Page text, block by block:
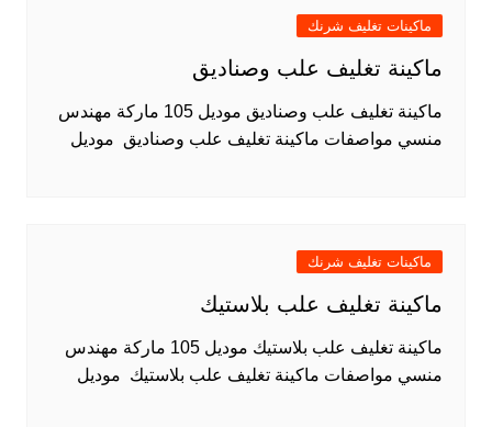
ماكينات تغليف شرنك
ماكينة تغليف علب وصناديق
ماكينة تغليف علب وصناديق موديل 105 ماركة مهندس
منسي مواصفات ماكينة تغليف علب وصناديق موديل
ماكينات تغليف شرنك
ماكينة تغليف علب بلاستيك
ماكينة تغليف علب بلاستيك موديل 105 ماركة مهندس
منسي مواصفات ماكينة تغليف علب بلاستيك موديل